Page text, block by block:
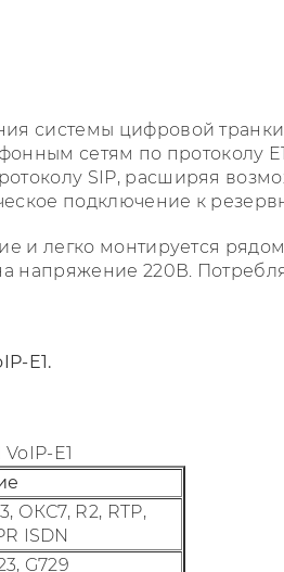
системы цифровой
сетям по протоколу
SIP, расширяя
подключение к
и легко монтируется
напряжение 220В.
E1.
E1
ОКС7, R2, RTP,
ISDN
G729